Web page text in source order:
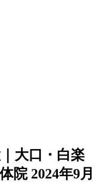
大口・白楽
院 2024年9月